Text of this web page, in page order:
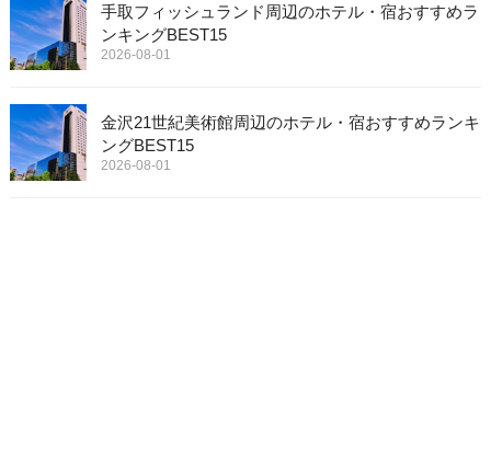
手取フィッシュランド周辺のホテル・宿おすすめラ
ンキングBEST15
2026-08-01
金沢21世紀美術館周辺のホテル・宿おすすめランキ
ングBEST15
2026-08-01